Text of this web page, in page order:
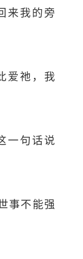
来我的旁
爱祂，我
一句话说
事不能强